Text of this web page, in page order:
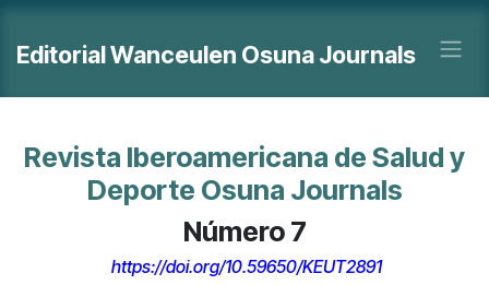
Ir al contenido
Editorial Wanceulen Osuna Journals
Revista Iberoamericana de Salud y
Deporte Osuna Journals
Número 7
https://doi.org/10.59650/KEUT2891